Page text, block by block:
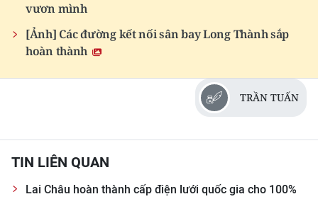
vươn mình
[Ảnh] Các đường kết nối sân bay Long Thành sắp
hoàn thành
TRẦN TUẤN
TIN LIÊN QUAN
Lai Châu hoàn thành cấp điện lưới quốc gia cho 100%